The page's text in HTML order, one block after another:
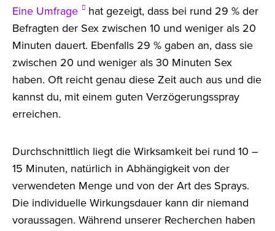
Eine Umfrage
hat gezeigt, dass bei rund 29 % der
Befragten der Sex zwischen 10 und weniger als 20
Minuten dauert. Ebenfalls 29 % gaben an, dass sie
zwischen 20 und weniger als 30 Minuten Sex
haben. Oft reicht genau diese Zeit auch aus und die
kannst du, mit einem guten Verzögerungsspray
erreichen.
Durchschnittlich liegt die Wirksamkeit bei rund 10 –
15 Minuten, natürlich in Abhängigkeit von der
verwendeten Menge und von der Art des Sprays.
Die individuelle Wirkungsdauer kann dir niemand
voraussagen. Während unserer Recherchen haben